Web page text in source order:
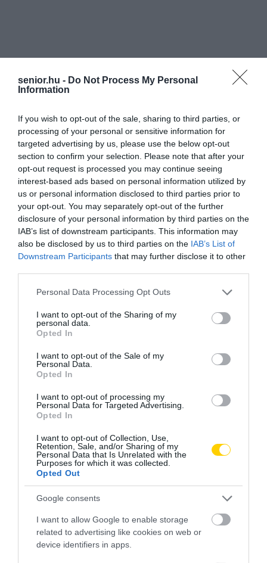
senior.hu - Do Not Process My Personal
Information
If you wish to opt-out of the sale, sharing to third parties, or
processing of your personal or sensitive information for
targeted advertising by us, please use the below opt-out
section to confirm your selection. Please note that after your
opt-out request is processed you may continue seeing
interest-based ads based on personal information utilized by
us or personal information disclosed to third parties prior to
your opt-out. You may separately opt-out of the further
disclosure of your personal information by third parties on the
IAB’s list of downstream participants. This information may
also be disclosed by us to third parties on the IAB’s List of
Downstream Participants that may further disclose it to other
Please note that this website/app uses one or more Google
not limited to your visit or usage behaviour. You may click to
grant or deny consent to Google and its third-party tags to
use your data for below specified purposes in below Google
consent section.
Personal Data Processing Opt Outs
I want to opt-out of the Sharing of my
personal data.
Opted In
I want to opt-out of the Sale of my
Personal Data.
Opted In
I want to opt-out of processing my
Personal Data for Targeted Advertising.
Opted In
I want to opt-out of Collection, Use,
Retention, Sale, and/or Sharing of my
Personal Data that Is Unrelated with the
Purposes for which it was collected.
Opted Out
Google consents
I want to allow Google to enable storage
related to advertising like cookies on web or
device identifiers in apps.